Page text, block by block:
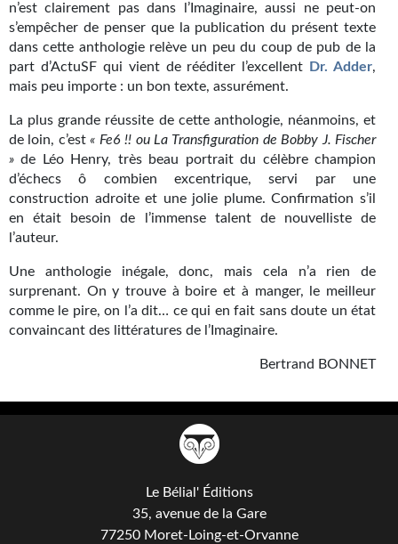
n’est clairement pas dans l’Imaginaire, aussi ne peut-on
s’empêcher de penser que la publication du présent texte
dans cette anthologie relève un peu du coup de pub de la
part d’ActuSF qui vient de rééditer l’excellent
Dr. Adder,
mais peu importe : un bon texte, assurément.
La plus grande réussite de cette anthologie, néanmoins, et
de loin, c’est« Fe6 !! ou La Transfiguration de Bobby J. Fischer
» de Léo Henry, très beau portrait du célèbre champion
d’échecs ô combien excentrique, servi par une
construction adroite et une jolie plume. Confirmation s’il
en était besoin de l’immense talent de nouvelliste de
l’auteur.
Une anthologie inégale, donc, mais cela n’a rien de
surprenant. On y trouve à boire et à manger, le meilleur
comme le pire, on l’a dit… ce qui en fait sans doute un état
convaincant des littératures de l’Imaginaire.
Bertrand BONNET
Le Bélial' Éditions
35, avenue de la Gare
77250 Moret-Loing-et-Orvanne